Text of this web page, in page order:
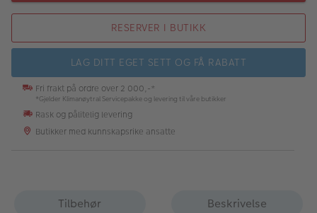
RESERVER I BUTIKK
LAG DITT EGET SETT OG FÅ RABATT
Fri frakt på ordre over 2 000,-*
*Gjelder Klimanøytral Servicepakke og levering til våre butikker
Rask og pålitelig levering
Butikker med kunnskapsrike ansatte
Tilbehør
Beskrivelse